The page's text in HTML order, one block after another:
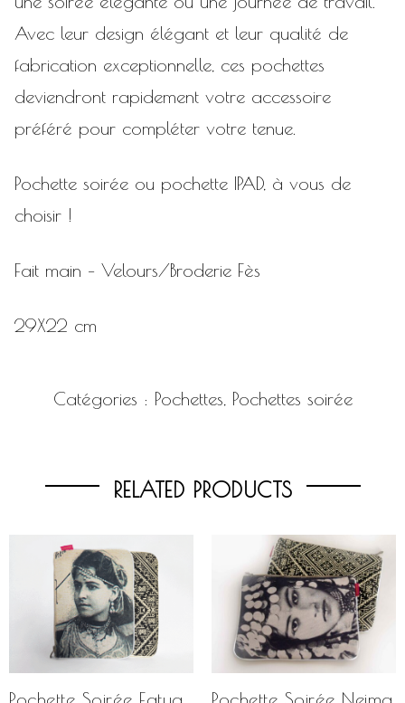
Avec leur design élégant et leur qualité de
fabrication exceptionnelle, ces pochettes
deviendront rapidement votre accessoire
préféré pour compléter votre tenue.
Pochette soirée ou pochette IPAD, à vous de
choisir !
Fait main – Velours/Broderie Fès
29X22 cm
Catégories : Pochettes, Pochettes soirée
RELATED PRODUCTS